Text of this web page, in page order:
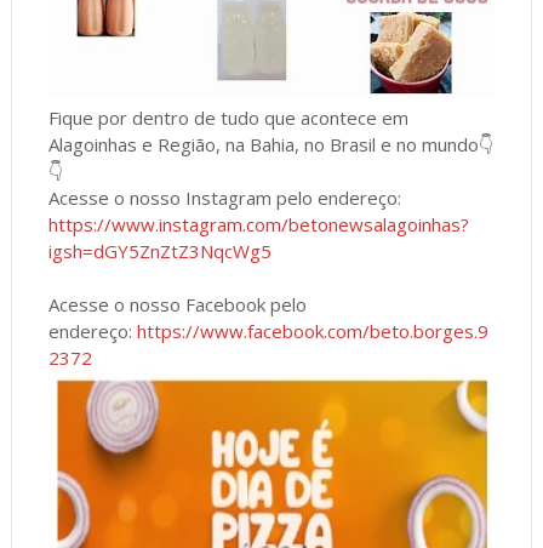
Fique por dentro de tudo que acontece em
Alagoinhas e Região, na Bahia, no Brasil e no mundo👇
👇
Acesse o nosso Instagram pelo endereço:
https://www.instagram.com/betonewsalagoinhas?
igsh=dGY5ZnZtZ3NqcWg5
Acesse o nosso Facebook pelo
endereço: https://www.facebook.com/beto.borges.9
2372